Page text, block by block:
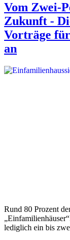
Vom Zwei-
Zukunft -
Vorträge
an
Rund 80 Prozent
lediglich ein bis